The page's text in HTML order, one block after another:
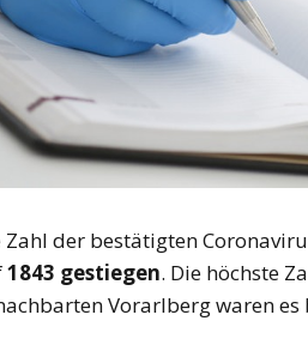
Zahl der bestätigten
1843 gestiegen. Die höchste
Vorarlberg waren